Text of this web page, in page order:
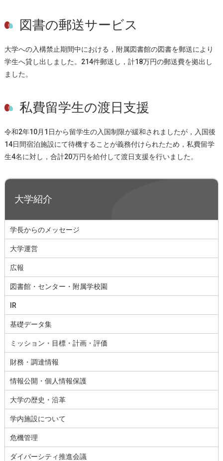
図書の郵送サービス
大学への入構禁止期間中における，附属図書館の図書を郵送により
学生へ貸し出しました。214件郵送し，計18万円の郵送費を拠出し
ました。
私費留学生の渡日支援
令和2年10月1日から留学生の入国制限が緩和されましたが，入国後
14日間宿泊施設にて待機することが義務付けられたため，私費留学
生4名に対し，合計20万円を給付して渡日支援を行いました。
大学紹介
学長からのメッセージ
大学運営
広報
図書館・センター・附属学校園
IR
基礎データ集
ミッション・目標・計画・評価
財務・調達情報
情報公開・個人情報保護
大学の歴史・沿革
学内施設について
危機管理
ダイバーシティ推進会議